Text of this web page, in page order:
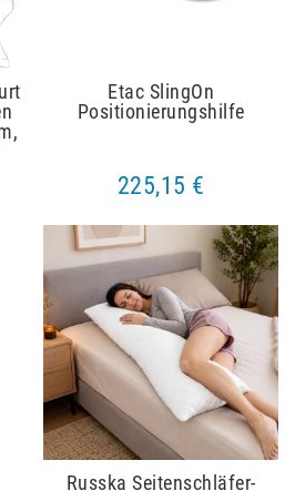
Etac SlingOn
Positionierungshilfe
225,15 €
Russka Seitenschläfer-